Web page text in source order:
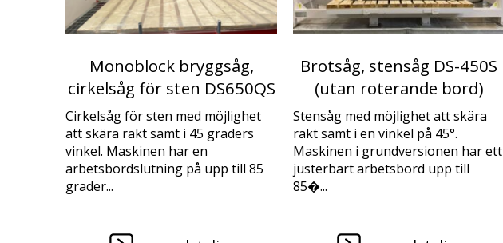
Monoblock bryggsåg,
cirkelsåg för sten DS650QS
Cirkelsåg för sten med möjlighet
att skära rakt samt i 45 graders
vinkel. Maskinen har en
arbetsbordslutning på upp till 85
grader...
Brotsåg, stensåg DS-450S
(utan roterande bord)
Stensåg med möjlighet att skära
rakt samt i en vinkel på 45°.
Maskinen i grundversionen har ett
justerbart arbetsbord upp till
85�...